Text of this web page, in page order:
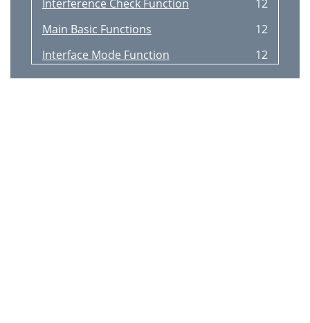
Interference Check Function
12
Main Basic Functions
12
Interface Mode Function
12
Control specification
14